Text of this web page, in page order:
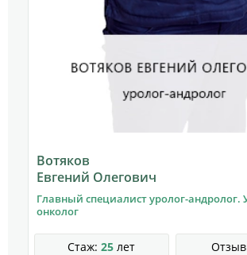
Вотяков
Евгений Олегович
Главный специалист уролог-андролог.
онколог
Стаж: 25 лет